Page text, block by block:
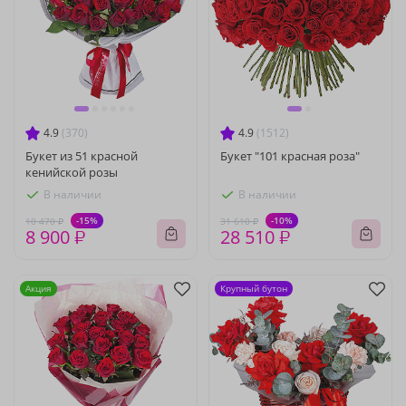
4.9 (370)
Букет из 51 красной
кенийской розы
В наличии
10 470 ₽ -15%
8 900 ₽
4.9 (1512)
Букет "101 красная роза"
В наличии
31 610 ₽ -10%
28 510 ₽
Акция Крупный бутон